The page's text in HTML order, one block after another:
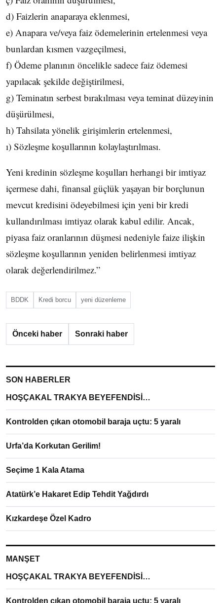
d) Faizlerin anaparaya eklenmesi,
e) Anapara ve/veya faiz ödemelerinin ertelenmesi veya
bunlardan kısmen vazgeçilmesi,
f) Ödeme planının öncelikle sadece faiz ödemesi
yapılacak şekilde değiştirilmesi,
g) Teminatın serbest bırakılması veya teminat düzeyinin
düşürülmesi,
h) Tahsilata yönelik girişimlerin ertelenmesi,
ı) Sözleşme koşullarının kolaylaştırılması.
Yeni kredinin sözleşme koşulları herhangi bir imtiyaz
içermese dahi, finansal güçlük yaşayan bir borçlunun
mevcut kredisini ödeyebilmesi için yeni bir kredi
kullandırılması imtiyaz olarak kabul edilir. Ancak,
piyasa faiz oranlarının düşmesi nedeniyle faize ilişkin
sözleşme koşullarının yeniden belirlenmesi imtiyaz
olarak değerlendirilmez.”
BDDK Kredi borcu yeni düzenleme
Önceki haber Sonraki haber
SON HABERLER
HOŞÇAKAL TRAKYA BEYEFENDİSİ…
Kontrolden çıkan otomobil baraja uçtu: 5 yaralı
Urfa’da Korkutan Gerilim!
Seçime 1 Kala Atama
Atatürk’e Hakaret Edip Tehdit Yağdırdı
Kızkardeşe Özel Kadro
MANŞET
HOŞÇAKAL TRAKYA BEYEFENDİSİ…
Kontrolden çıkan otomobil baraja uçtu: 5 yaralı